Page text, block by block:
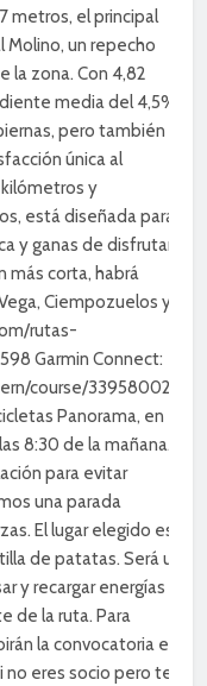
metros, el principal
Molino, un repecho
la zona. Con 4,82
media del 4,5%,
pero también
única al
kilómetros y
está diseñada para
y ganas de disfrutar.
más corta, habrá
Ciempozuelos y
rutas-
Garmin Connect:
course/339580029
Panorama, en
8:30 de la mañana.
para evitar
una parada
El lugar elegido es
de patatas. Será un
y recargar energías
de la ruta. Para
la convocatoria en
no eres socio pero te